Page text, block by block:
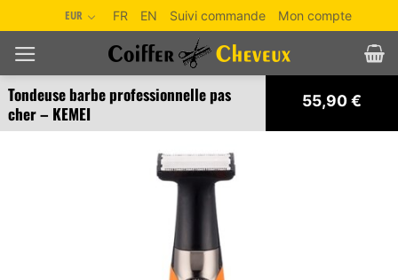
au
contenu
EUR FR EN Suivi commande Mon compte
Tondeuse barbe professionnelle pas
cher – KEMEI
55,90€